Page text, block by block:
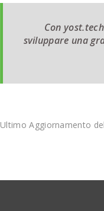
Con
sviluppare una
Ultimo Aggiornamento